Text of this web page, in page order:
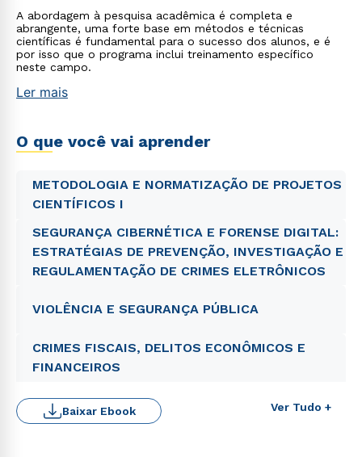
A abordagem à pesquisa acadêmica é completa e
abrangente, uma forte base em métodos e técnicas
científicas é fundamental para o sucesso dos alunos, e é
por isso que o programa inclui treinamento específico
neste campo.
Ler mais
O que você vai aprender
METODOLOGIA E NORMATIZAÇÃO DE PROJETOS
CIENTÍFICOS I
SEGURANÇA CIBERNÉTICA E FORENSE DIGITAL:
ESTRATÉGIAS DE PREVENÇÃO, INVESTIGAÇÃO E
REGULAMENTAÇÃO DE CRIMES ELETRÔNICOS
VIOLÊNCIA E SEGURANÇA PÚBLICA
CRIMES FISCAIS, DELITOS ECONÔMICOS E
FINANCEIROS
Ver Tudo +
Baixar Ebook
WhatsApp